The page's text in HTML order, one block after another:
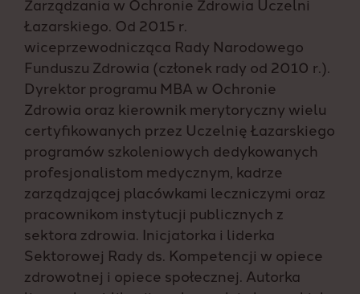
Łazarskiego. Od 2015 r.
wiceprzewodnicząca Rady Narodowego
Funduszu Zdrowia (członek rady od 2010 r.).
Dyrektor programu MBA w Ochronie
Zdrowia oraz kierownik merytoryczny wielu
certyfikowanych przez Uczelnię Łazarskiego
programów szkoleniowych dedykowanych
profesjonalistom medycznym, kadrze
zarządzającej placówkami leczniczymi oraz
pracownikom instytucji publicznych z
sektora zdrowia. Inicjatorka i liderka
Sektorowej Rady ds. Kompetencji w opiece
zdrowotnej i opiece społecznej. Autorka